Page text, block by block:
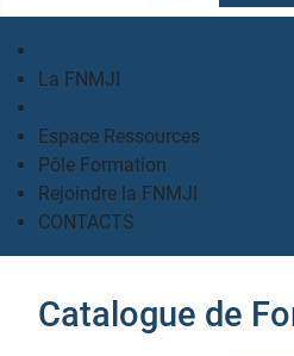
La FNMJI
Un métier, des valeurs, une
Espace Ressources
Pôle Formation
Rejoindre la FNMJI
CONTACTS
Catalogue de